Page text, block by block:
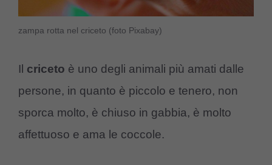
zampa rotta nel criceto (foto Pixabay)
Il criceto è uno degli animali più amati dalle
persone, in quanto è piccolo e tenero, non
sporca molto, è chiuso in gabbia, è molto
affettuoso e ama le coccole.